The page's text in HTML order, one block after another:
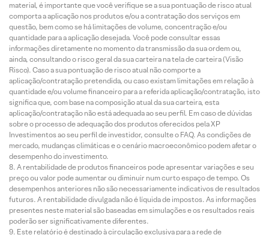
material, é importante que você verifique se a sua pontuação de risco atual
comporta a aplicação nos produtos e/ou a contratação dos serviços em
questão, bem como se há limitações de volume, concentração e/ou
quantidade para a aplicação desejada. Você pode consultar essas
informações diretamente no momento da transmissão da sua ordem ou,
ainda, consultando o risco geral da sua carteira na tela de carteira (Visão
Risco). Caso a sua pontuação de risco atual não comporte a
aplicação/contratação pretendida, ou caso existam limitações em relação à
quantidade e/ou volume financeiro para a referida aplicação/contratação, isto
significa que, com base na composição atual da sua carteira, esta
aplicação/contratação não está adequada ao seu perfil. Em caso de dúvidas
sobre o processo de adequação dos produtos oferecidos pela XP
Investimentos ao seu perfil de investidor, consulte o FAQ. As condições de
mercado, mudanças climáticas e o cenário macroeconômico podem afetar o
desempenho do investimento.
A rentabilidade de produtos financeiros pode apresentar variações e seu
preço ou valor pode aumentar ou diminuir num curto espaço de tempo. Os
desempenhos anteriores não são necessariamente indicativos de resultados
futuros. A rentabilidade divulgada não é líquida de impostos. As informações
presentes neste material são baseadas em simulações e os resultados reais
poderão ser significativamente diferentes.
Este relatório é destinado à circulação exclusiva para a rede de